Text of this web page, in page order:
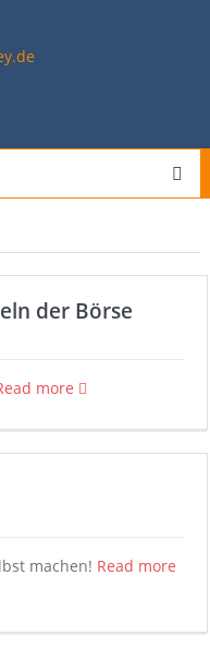
der Börse
more
machen! Read more